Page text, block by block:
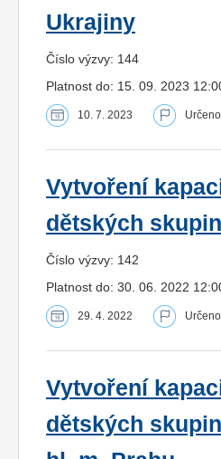
Ukrajiny
Číslo výzvy: 144
Platnost do: 15. 09. 2023
10. 7. 2023
Vytvoření
dětských
Číslo výzvy: 142
Platnost do: 30. 06. 2022
29. 4. 2022
Vytvoření
dětských